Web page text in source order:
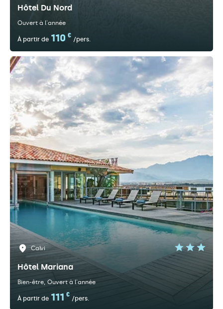
Hôtel Du Nord
Ouvert à l'année
À partir de 110 €
/pers.
Calvi
Hôtel Mariana
Bien-être Ouvert à l'année
À partir de 111 €
/pers.